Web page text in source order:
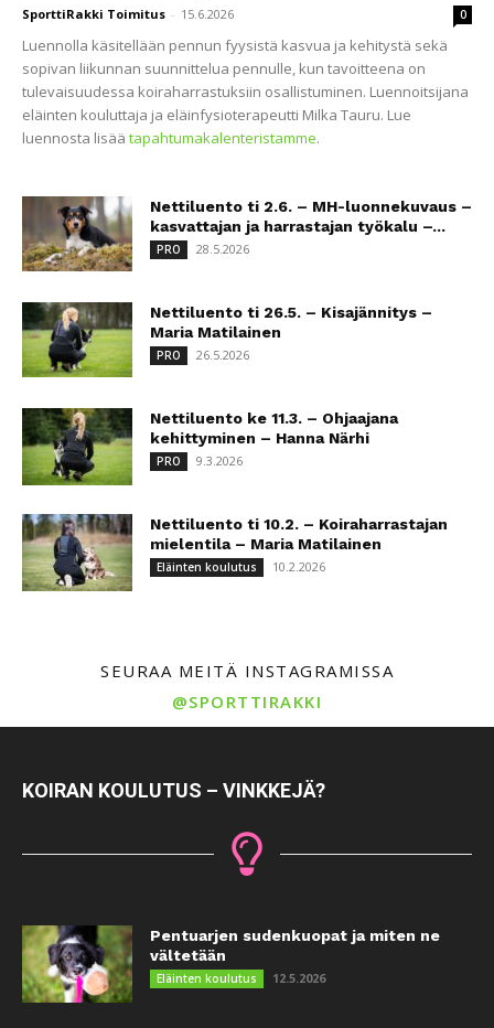
SporttiRakki Toimitus - 15.6.2026 0
Luennolla käsitellään pennun fyysistä kasvua ja kehitystä sekä
sopivan liikunnan suunnittelua pennulle, kun tavoitteena on
tulevaisuudessa koiraharrastuksiin osallistuminen. Luennoitsijana
eläinten kouluttaja ja eläinfysioterapeutti Milka Tauru. Lue
luennosta lisää tapahtumakalenteristamme.
Nettiluento ti 2.6. – MH-luonnekuvaus –
kasvattajan ja harrastajan työkalu –...
PRO 28.5.2026
Nettiluento ti 26.5. – Kisajännitys –
Maria Matilainen
PRO 26.5.2026
Nettiluento ke 11.3. – Ohjaajana
kehittyminen – Hanna Närhi
PRO 9.3.2026
Nettiluento ti 10.2. – Koiraharrastajan
mielentila – Maria Matilainen
Eläinten koulutus 10.2.2026
SEURAA MEITÄ INSTAGRAMISSA
@SPORTTIRAKKI
KOIRAN KOULUTUS – VINKKEJÄ?
Pentuarjen sudenkuopat ja miten ne
vältetään
Eläinten koulutus 12.5.2026